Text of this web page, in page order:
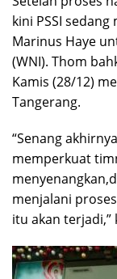
kini PSSI
Marinus Haye
(WNI). Thom
Kamis (28/12)
Tangerang.
“Senang
memperkuat
menjalani
itu akan terjadi,”